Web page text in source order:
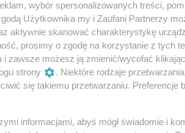
roboty
w historii polskiego budownictwa. To
– dwa roboty murarskie wspierają
ścian nowego przedszkola i
w której człowiek i maszyna pracują ramię
ludzi w najcięższych zadaniach,
stało się miejscem, gdzie przyszłość
1
pomnika Ignacego Jana
Placu Wolności
wybór spersonalizowanych treści,
Użytkownika my i Zaufani Partnerzy
aktywnie skanować charakterystykę
prosimy o zgodę na korzystanie z tych
i zawsze możesz ją zmienić/wycofać
strony
. Niektóre rodzaje
się takiemu przetwarzaniu. Preferencje
informacjami, abyś mógł świadomie i